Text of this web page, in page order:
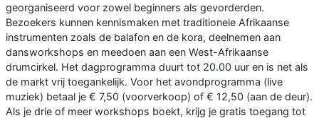
georganiseerd voor zowel beginners als gevorderden.
Bezoekers kunnen kennismaken met traditionele Afrikaanse
instrumenten zoals de balafon en de kora, deelnemen aan
dansworkshops en meedoen aan een West-Afrikaanse
drumcirkel. Het dagprogramma duurt tot 20.00 uur en is net als
de markt vrij toegankelijk. Voor het avondprogramma (live
muziek) betaal je € 7,50 (voorverkoop) of € 12,50 (aan de deur).
Als je drie of meer workshops boekt, krijg je gratis toegang tot